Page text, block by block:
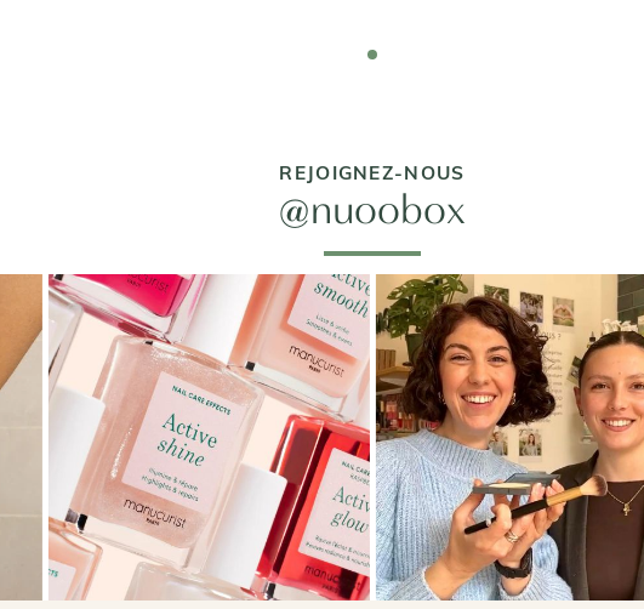
REJOIGNEZ-NOUS
@nuoobox